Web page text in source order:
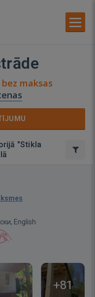
bez maksas
"Stikla
English
+81